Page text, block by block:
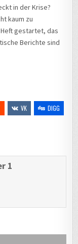
LIEBER
in der Krise?
kaum zu
gestartet, das
Berichte sind
VK
DIGG
1